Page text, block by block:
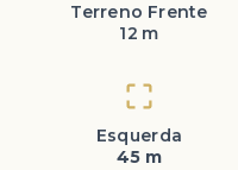
Terreno Frente
12 m
Esquerda
45 m